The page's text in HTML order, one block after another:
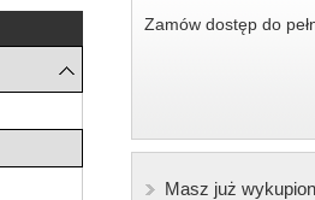
Zamów dostęp do
Masz już